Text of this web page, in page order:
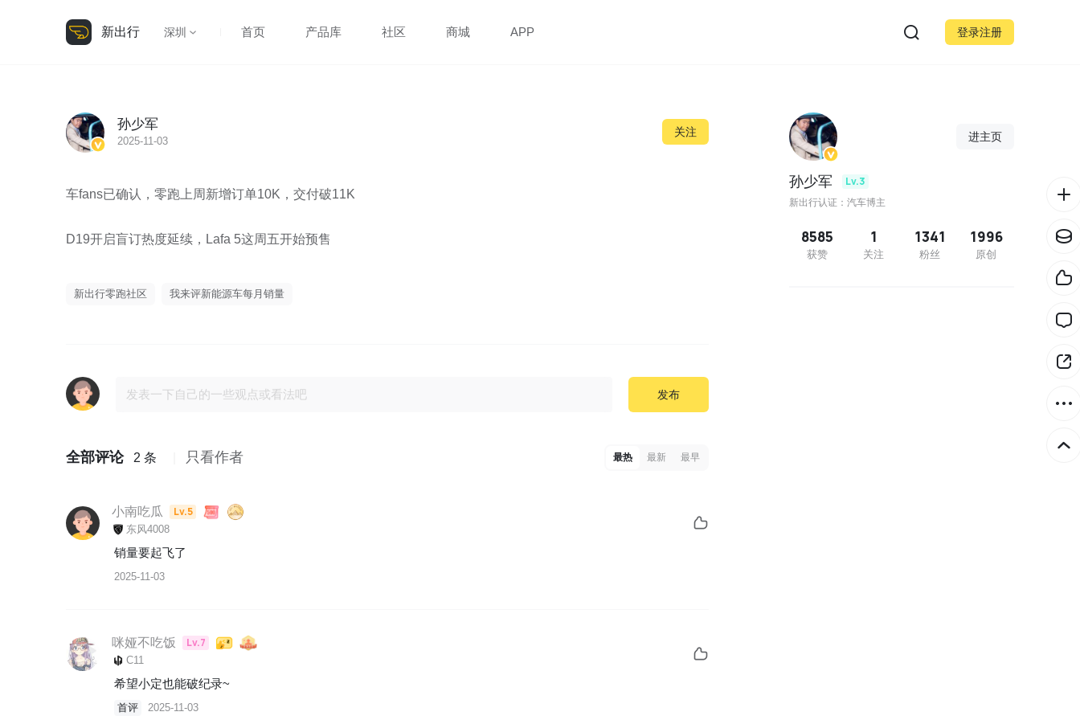
新出行 深圳 首页 产品库 社区 商城 APP 登录注册
孙少军
2025-11-03
关注
车fans已确认，零跑上周新增订单10K，交付破11K
D19开启盲订热度延续，Lafa 5这周五开始预售
新出行零跑社区 我来评新能源车每月销量
发布
全部评论 2 条 只看作者 最热 最新 最早
小南吃瓜 Lv.5
东风4008
销量要起飞了
2025-11-03
咪娅不吃饭 Lv.7
C11
希望小定也能破纪录~
首评 2025-11-03
进主页
孙少军 Lv.3
新出行认证：汽车博主
8585
获赞
1
关注
1341
粉丝
1996
原创